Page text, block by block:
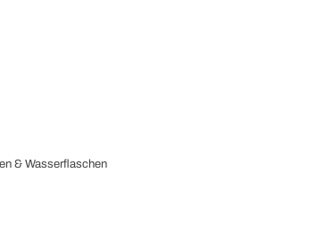
& Wasserflaschen